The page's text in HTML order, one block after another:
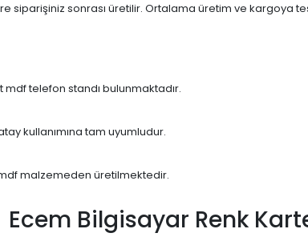
siparişiniz sonrası üretilir. Ortalama üretim ve kargoya
telefon standı bulunmaktadır.
kullanımına tam uyumludur.
mdf malzemeden üretilmektedir.
Ecem Bilgisayar Renk